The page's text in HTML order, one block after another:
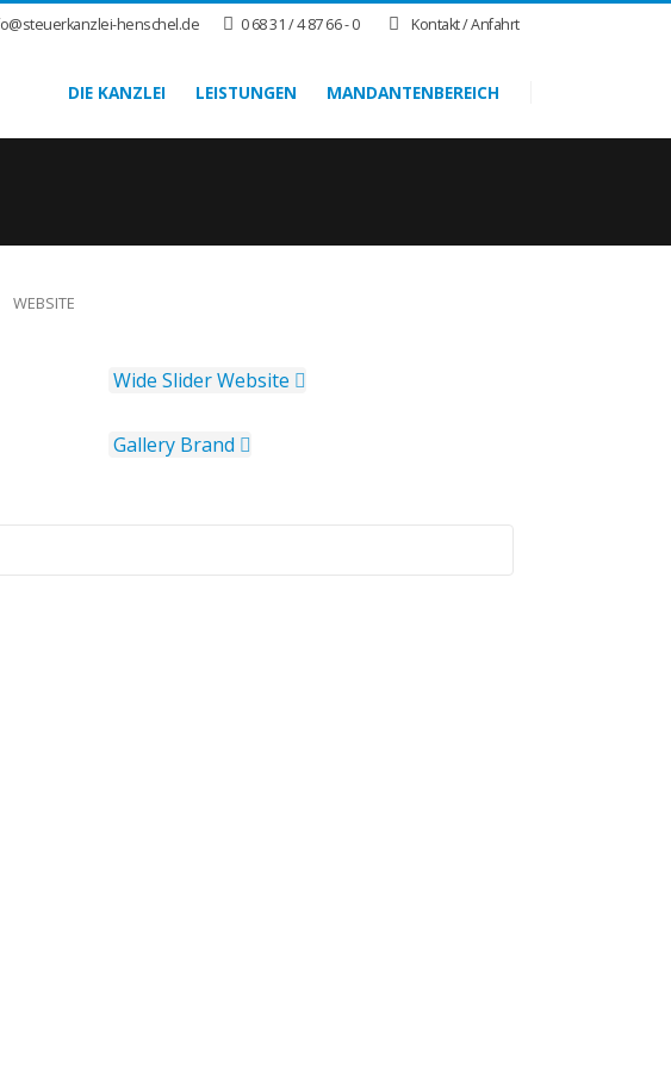
henschel.de 0 68 31 / 4 87 66 - 0 Kontakt / Anfahrt
DIE KANZLEI LEISTUNGEN MANDANTENBEREICH
WEBSITE
Wide SliderWebsite
Gallery Brand